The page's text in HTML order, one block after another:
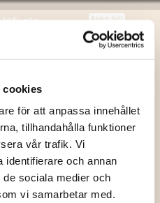
cookies
för att anpassa innehållet
tillhandahålla funktioner
vår trafik. Vi
identifierare och annan
sociala medier och
vi samarbetar med.